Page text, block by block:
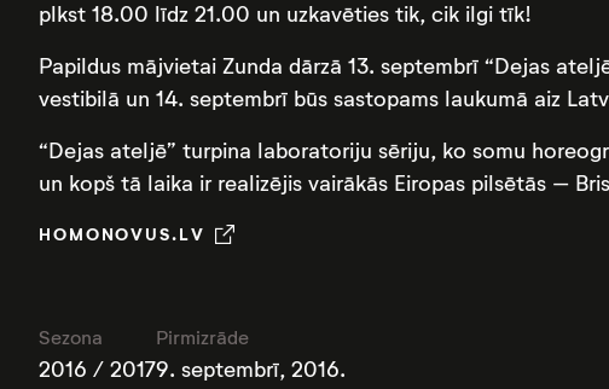
plkst 18.00 līdz 21.00 un uzkavēties tik, cik ilgi tīk!
Papildus mājvietai Zunda dārzā 13. septembrī “Dejas
vestibilā un 14. septembrī būs sastopams laukumā aiz
“Dejas ateljē” turpina laboratoriju sēriju, ko somu
un kopš tā laika ir realizējis vairākās Eiropas pilsētās –
HOMONOVUS.LV
Sezona
2016 / 2017
Pirmizrāde
9. septembrī, 2016.